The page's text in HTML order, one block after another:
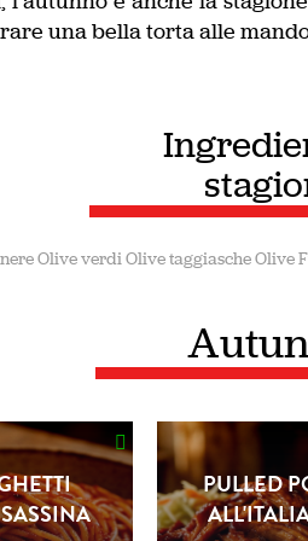
una bella torta alle
Olive verdiOlive taggiascheOlive
PULLED